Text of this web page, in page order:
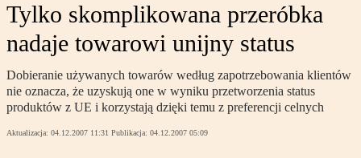
Tylko skomplikowana przeróbka
nadaje towarowi unijny status
Dobieranie używanych towarów według zapotrzebowania klientów
nie oznacza, że uzyskują one w wyniku przetworzenia status
produktów z UE i korzystają dzięki temu z preferencji celnych
Aktualizacja: 04.12.2007 11:31 Publikacja: 04.12.2007 05:09